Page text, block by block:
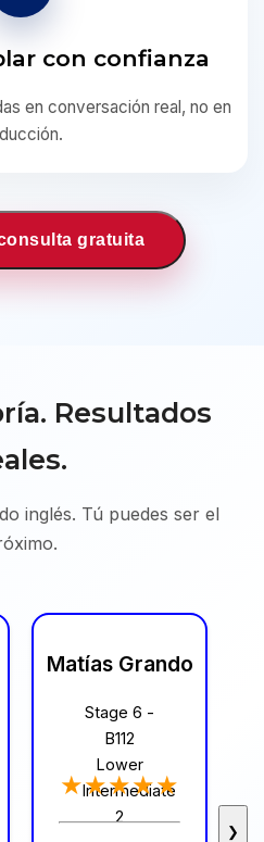
con confianza
en conversación real, no en
gratuita
Resultados
inglés. Tú puedes ser el
Matías Grando
Stage 6 -
B112
Lower
Intermediate
2
★★★★★
❯